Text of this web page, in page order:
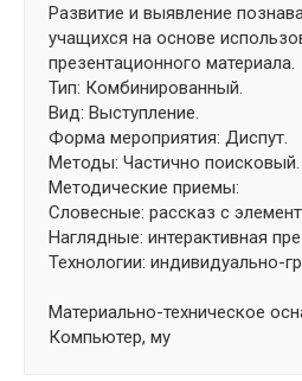
Развитие и выявление
учащихся на основе
презентационного материала.
Тип: Комбинированный.
Вид: Выступление.
Форма мероприятия: Диспут.
Методы: Частично поисковый.
Методические приемы:
Словесные: рассказ с
Наглядные: интерактивная
Технологии: индивидуально-
Материально-техническое
Компьютер, му